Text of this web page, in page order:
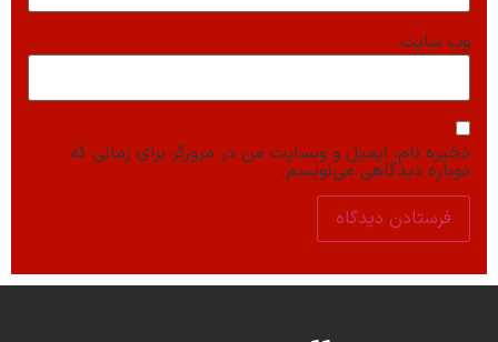
وب‌ سایت
ذخیره نام، ایمیل و وبسایت من در مرورگر برای زمانی که
دوباره دیدگاهی می‌نویسم.